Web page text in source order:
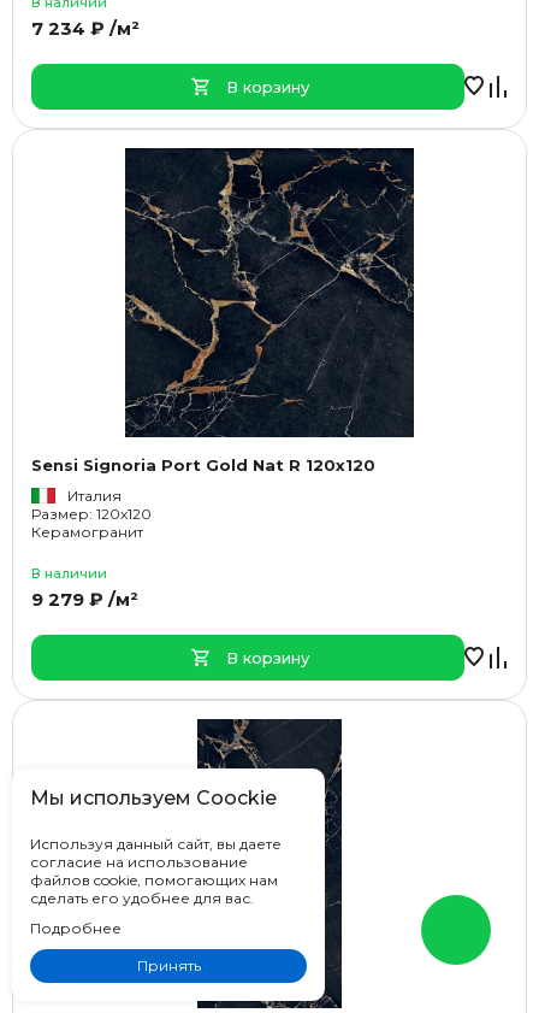
7 234 ₽ /м²
В корзину
Sensi Signoria Port Gold Nat R 120x120
Италия
Размер: 120x120
Керамогранит
В наличии
9 279 ₽ /м²
В корзину
Мы используем Coockie
Используя данный сайт, вы даете
согласие на использование
файлов cookie, помогающих нам
сделать его удобнее для вас.
Подробнее
Принять